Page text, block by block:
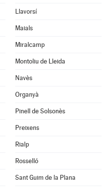
Llavorsí
Maials
Miralcamp
Montoliu de Lleida
Navès
Organyà
Pinell de Solsonès
Preixens
Rialp
Rosselló
Sant Guim de la Plana